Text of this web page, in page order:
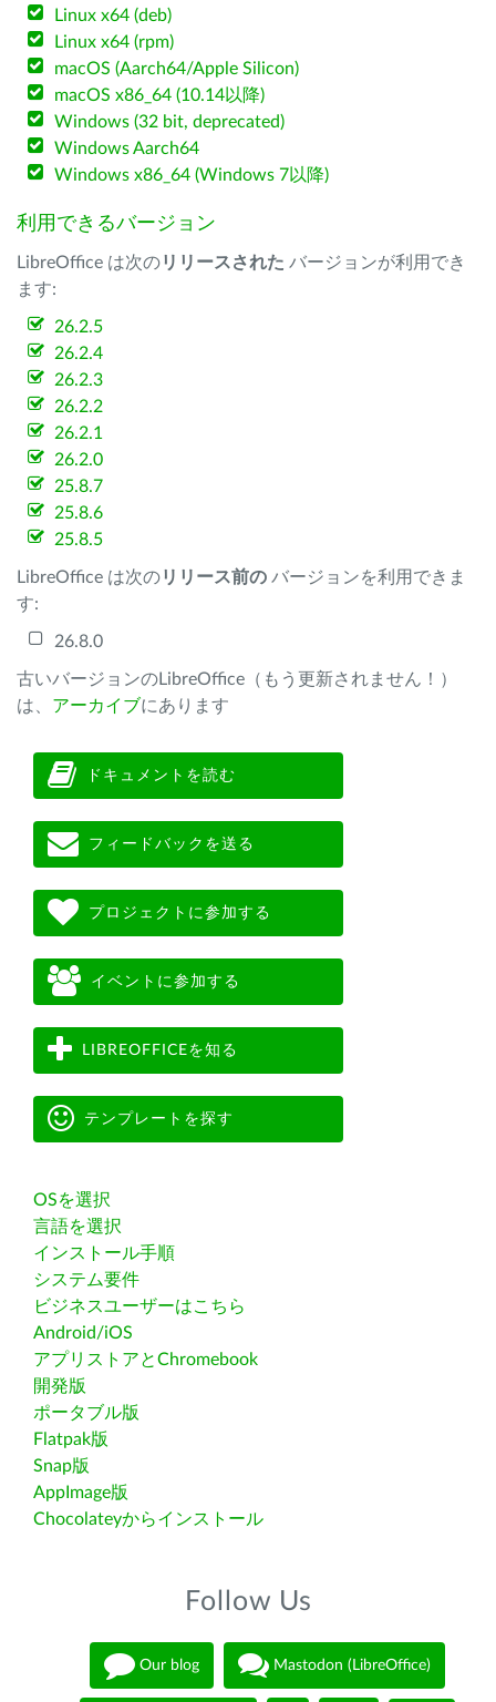
Linux x64 (deb)
Linux x64 (rpm)
macOS (Aarch64/Apple Silicon)
macOS x86_64 (10.14以降)
Windows (32 bit, deprecated)
Windows Aarch64
Windows x86_64 (Windows 7以降)
利用できるバージョン
LibreOffice は次のリリースされた バージョンが利用でき
ます:
26.2.5
26.2.4
26.2.3
26.2.2
26.2.1
26.2.0
25.8.7
25.8.6
25.8.5
LibreOffice は次のリリース前の バージョンを利用できま
す:
26.8.0
古いバージョンのLibreOffice（もう更新されません！）
は、 アーカイブにあります
ドキュメントを読む
フィードバックを送る
プロジェクトに参加する
イベントに参加する
LIBREOFFICEを知る
テンプレートを探す
OSを選択
言語を選択
インストール手順
システム要件
ビジネスユーザーはこちら
Android/iOS
アプリストアとChromebook
開発版
ポータブル版
Flatpak版
Snap版
AppImage版
Chocolateyからインストール
Follow Us
Our blog Mastodon (LibreOffice)